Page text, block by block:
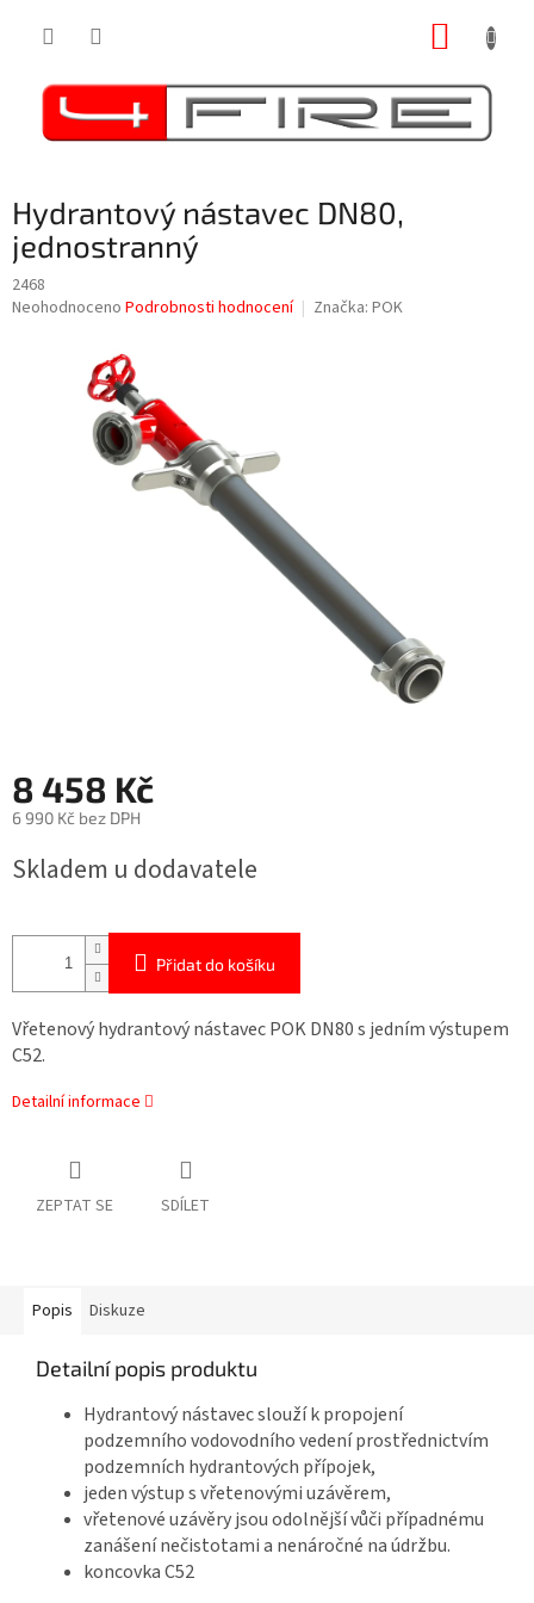
Hydrantový nástavec DN80,
jednostranný
2468
Průměrné
Neohodnoceno Podrobnosti hodnocení Značka: POK
8 458 Kč
6 990 Kč bez DPH
cena:
Skladem u dodavatele
Přidat do košíku
Vřetenový hydrantový nástavec POK DN80 s jedním výstupem
C52.
Detailní informace
ZEPTAT SE SDÍLET
Popis Diskuze
Detailní popis produktu
Hydrantový nástavec slouží k propojení
podzemního vodovodního vedení prostřednictvím
podzemních hydrantových přípojek,
jeden výstup s vřetenovými uzávěrem,
vřetenové uzávěry jsou odolnější vůči případnému
zanášení nečistotami a nenáročné na údržbu.
koncovka C52